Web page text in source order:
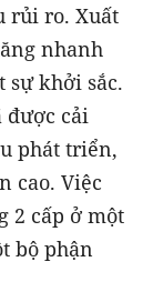
rủi ro. Xuất
nhanh
sự khởi sắc.
cải
phát triển,
cao. Việc
2 cấp ở một
bộ phận